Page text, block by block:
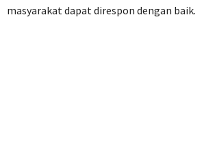
masyarakat dapat direspon dengan baik.